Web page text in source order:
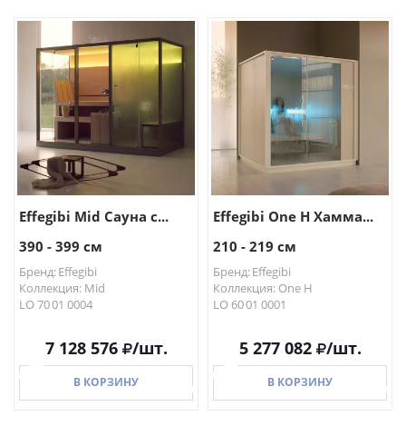
В КОРЗИНУ В КОРЗИНУ
Effegibi Mid Сауна с...
390 - 399 см
Бренд: Effegibi
Коллекция: Mid
LO 70 01 0004
7 128 576 /шт.
В КОРЗИНУ
Effegibi One H Хамма...
210 - 219 см
Бренд: Effegibi
Коллекция: One H
LO 60 01 0001
5 277 082 /шт.
В КОРЗИНУ